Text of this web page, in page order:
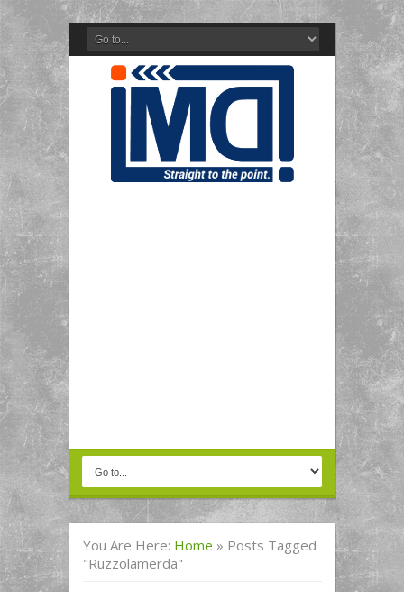
You Are Here: Home » Posts Tagged
"ruzzolamerda"